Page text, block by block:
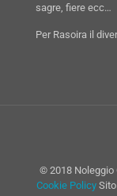
sagre, fiere ecc…
Per Rasoira il
© 2018 Noleggio
Cookie PolicySito